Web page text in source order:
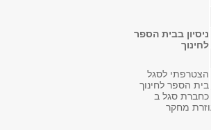
ניסיון בבית הספר
לחינוך
הצטרפתי לסגל
בית הספר לחינוך
כחברת סגל ב
כעוזרת מחקר